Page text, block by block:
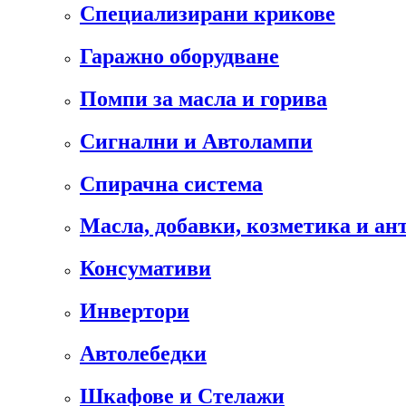
Специализирани крикове
Гаражно оборудване
Помпи за масла и горива
Сигнални и Автолампи
Спирачна система
Масла, добавки, козметика и
Консумативи
Инвертори
Автолебедки
Шкафове и Стелажи